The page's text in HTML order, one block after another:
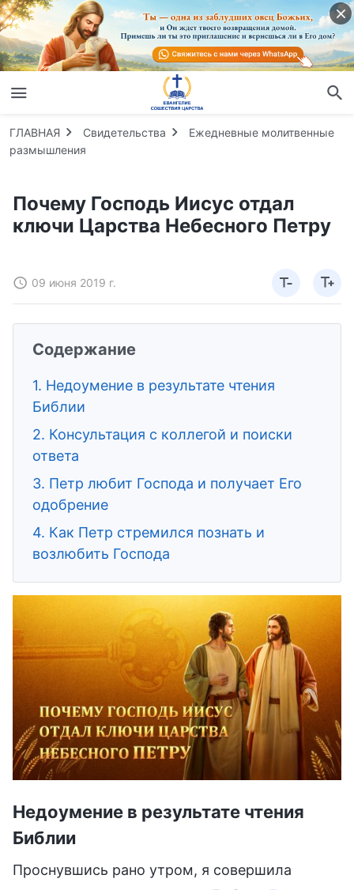
ГЛАВНАЯ Свидетельства
Ежедневные молитвенные
размышления
Почему Господь Иисус отдал
ключи Царства Небесного Петру
09 июня 2019 г.
Содержание
1. Недоумение в результате чтения
Библии
2. Консультация с коллегой и поиски
ответа
3. Петр любит Господа и получает Его
одобрение
4. Как Петр стремился познать и
возлюбить Господа
Недоумение в результате чтения
Библии
Проснувшись рано утром, я совершила